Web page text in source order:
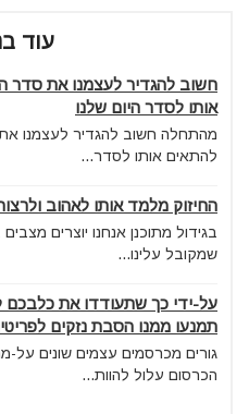
עוד
חשוב להגדיר לעצמנו את סדר
אותו לסדר היום שלנו
מהתחלה חשוב להגדיר לעצמנו את
להתאים אותו לסדר...
החיזוק מלמד אותו לאהוב
בגידול מתוכנן אנחנו יוצרים
שמקובל עלינו...
על-ידי כך שתעודדו את כלבכם
תמנעו ממנו הסבת נזקים
גורים מכרסמים עצמים שונים
הכרסום עלול להוות...